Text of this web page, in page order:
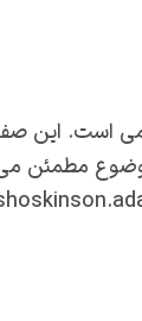
است. این
موضوع مطمئن